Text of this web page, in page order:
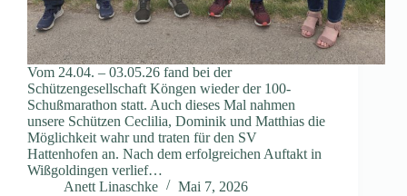
Vom 24.04. – 03.05.26 fand bei der
Schützengesellschaft Köngen wieder der 100-
Schußmarathon statt. Auch dieses Mal nahmen
unsere Schützen Ceclilia, Dominik und Matthias die
Möglichkeit wahr und traten für den SV
Hattenhofen an. Nach dem erfolgreichen Auftakt in
Wißgoldingen verlief…
Anett Linaschke
Mai 7, 2026